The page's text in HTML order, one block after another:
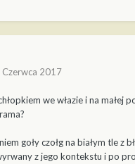
Czerwca 2017
we włazie i na małej
goły czołg na białym tle z
z jego kontekstu i po